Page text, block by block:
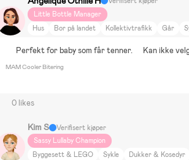
Little Bottle Manager
Hus
Bor på landet Kollektivtrafikk Går
Perfekt for baby som får tenner. Kan ikke
MAM Cooler Bitering
0 likes
Kim S
Verifisert kjøper
Sassy Lullaby Champion
Byggesett & LEGO
Sykle Dukker & Kosedyr